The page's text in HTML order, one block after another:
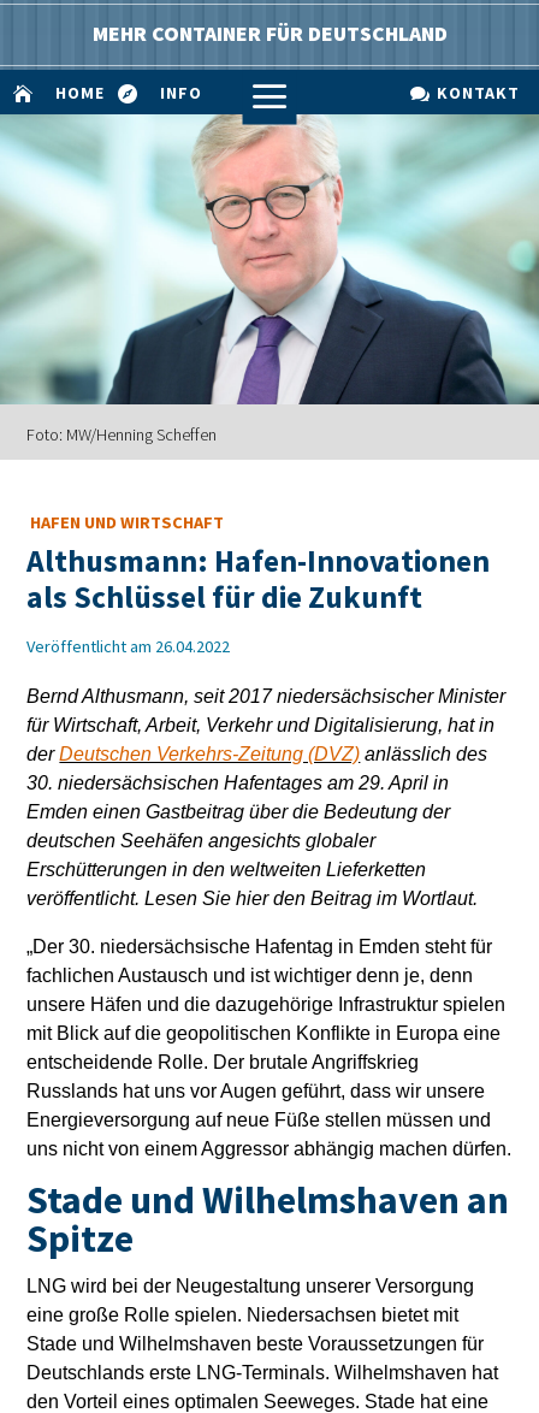
MEHR CONTAINER FÜR DEUTSCHLAND
 HOME  INFO a  KONTAKT
Foto: MW/Henning Scheffen
HAFEN UND WIRTSCHAFT
Althusmann: Hafen-Innovationen
als Schlüssel für die Zukunft
Veröffentlicht am 26.04.2022
Bernd Althusmann, seit 2017 niedersächsischer Minister
für Wirtschaft, Arbeit, Verkehr und Digitalisierung, hat in
derDeutschen Verkehrs-Zeitung (DVZ) anlässlich des
30. niedersächsischen Hafentages am 29. April in
Emden einen Gastbeitrag über die Bedeutung der
deutschen Seehäfen angesichts globaler
Erschütterungen in den weltweiten Lieferketten
veröffentlicht. Lesen Sie hier den Beitrag im Wortlaut.
„Der 30. niedersächsische Hafentag in Emden steht für
fachlichen Austausch und ist wichtiger denn je, denn
unsere Häfen und die dazugehörige Infrastruktur spielen
mit Blick auf die geopolitischen Konflikte in Europa eine
entscheidende Rolle. Der brutale Angriffskrieg
Russlands hat uns vor Augen geführt, dass wir unsere
Energieversorgung auf neue Füße stellen müssen und
uns nicht von einem Aggressor abhängig machen dürfen.
Stade und Wilhelmshaven an
Spitze
LNG wird bei der Neugestaltung unserer Versorgung
eine große Rolle spielen. Niedersachsen bietet mit
Stade und Wilhelmshaven beste Voraussetzungen für
Deutschlands erste LNG-Terminals. Wilhelmshaven hat
den Vorteil eines optimalen Seeweges. Stade hat eine